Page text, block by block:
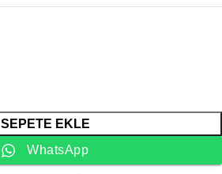
SEPETE EKLE
WhatsApp